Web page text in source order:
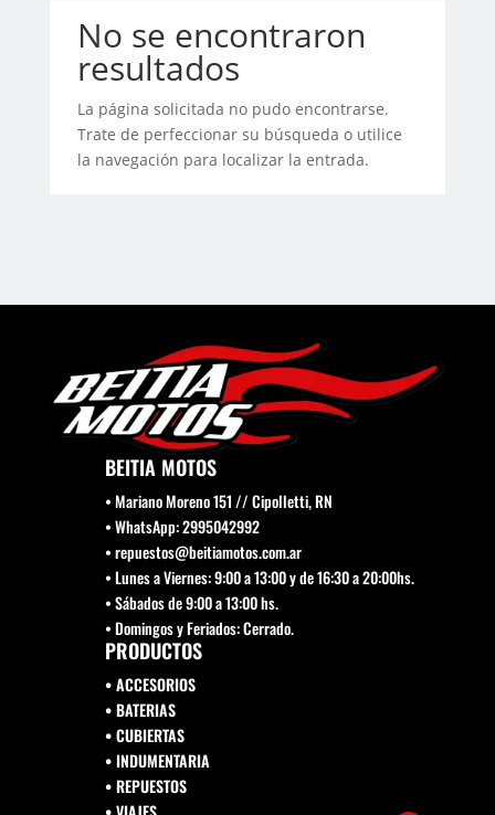
No se encontraron
resultados
La página solicitada no pudo encontrarse.
Trate de perfeccionar su búsqueda o utilice
la navegación para localizar la entrada.
BEITIA MOTOS
• Mariano Moreno 151 // Cipolletti, RN
• WhatsApp: 2995042992
• repuestos@beitiamotos.com.ar
• Lunes a Viernes: 9:00 a 13:00 y de 16:30 a 20:00hs.
• Sábados de 9:00 a 13:00 hs.
• Domingos y Feriados: Cerrado.
PRODUCTOS
• ACCESORIOS
• BATERIAS
• CUBIERTAS
• INDUMENTARIA
• REPUESTOS